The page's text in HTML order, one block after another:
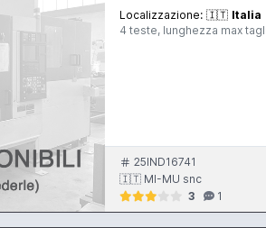
Localizzazione: 🇮🇹 Italia
4 teste, lunghezza max
25IND16741
🇮🇹 MI-MU snc
3
1